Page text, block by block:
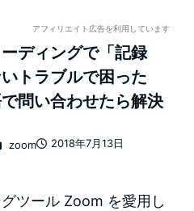
アフィリエイト広告を利用しています
ディングで「記録
トラブルで困った
問い合わせたら解決
2018年7月13日
ゴリー
zoom
ツール Zoom を愛用し